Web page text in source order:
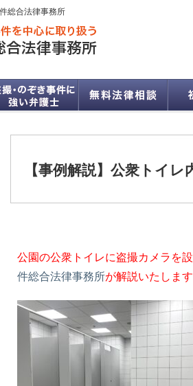
総合法律事務所
【事例解説】公衆トイレ
公園の公衆トイレに盗撮カメラを
件総合法律事務所が解説いたします